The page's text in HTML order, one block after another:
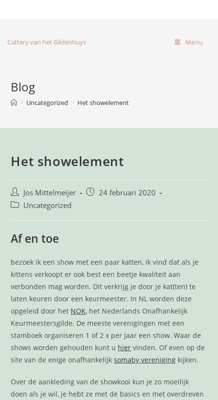
Cattery van het Gildenhuys Menu
Blog
> Uncategorized > Het showelement
Het showelement
Jos Mittelmeijer
24 februari 2020
Uncategorized
Af en toe
bezoek ik een show met een paar katten, ik vind dat als je
kittens verkoopt er ook best een beetje kwaliteit aan
verbonden mag worden. Dit verkrijg je door je kat(ten) te
laten keuren door een keurmeester. In NL worden deze
opgeleid door het NOK, het Nederlands Onafhankelijk
Keurmeestersgilde. De meeste verenigingen met een
stamboek organiseren 1 of 2 x per jaar een show. Waar de
shows worden gehouden kunt u hier vinden. Of even op de
site van de enige onafhankelijksomaby vereniging kijken.
Over de aankleding van de showkooi kun je zo moeilijk
doen als je wil, je hebt ze met de basics en met overdreven